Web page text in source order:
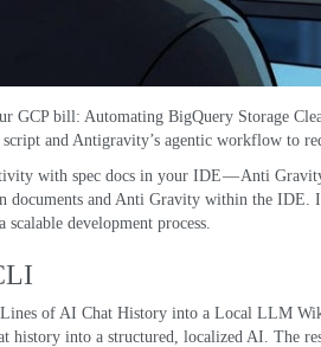
GCP bill : Automating BigQuery Storage
script and Antigravity’s agentic workflow to
with spec docs in your IDE — Anti
documents and Anti Gravity within the IDE
scalable development process
of AI Chat History into a Local LLM
history into a structured
localized AI The